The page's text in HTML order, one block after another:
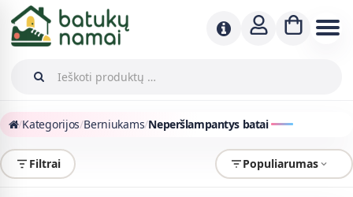
/Kategorijos/Berniukams/Neperšlampantys batai
Filtrai Populiarumas